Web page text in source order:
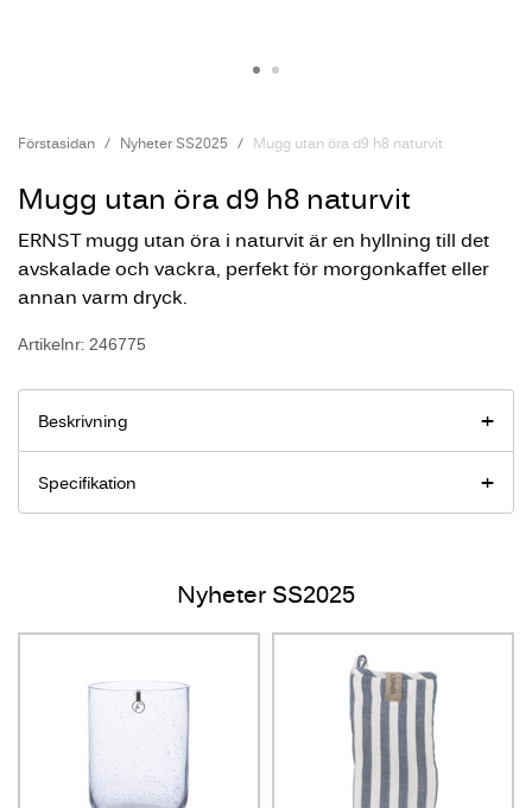
Förstasidan Nyheter SS2025 Mugg utan öra d9 h8 naturvit
Mugg utan öra d9 h8 naturvit
ERNST mugg utan öra i naturvit är en hyllning till det
avskalade och vackra, perfekt för morgonkaffet eller
annan varm dryck.
Artikelnr: 246775
Beskrivning
Specifikation
Nyheter SS2025